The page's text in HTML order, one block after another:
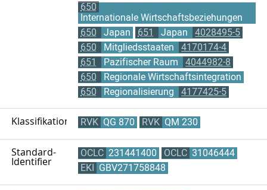
650
Internationale Wirtschaftsbeziehungen
650
Japan 651 Japan
4028495-5
650
Mitgliedsstaaten
4170174-4
651
Pazifischer Raum
4044982-8
650
Regionale Wirtschaftsintegration
650
Regionalisierung 4177425-5
Klassifikation RVK QG 870 RVK QM 230
Standard-
Identifier
OCLC 231441400 OCLC 31046444
EKI GBV271758848